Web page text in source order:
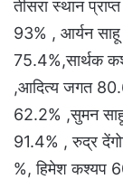
तीसरा स्थान
93% , आर्यन साहू
75.4%,सार्थक
,आदित्य जगत
62.2% ,सुमन
91.4% , रुद्र
%, हिमेश कश्यप